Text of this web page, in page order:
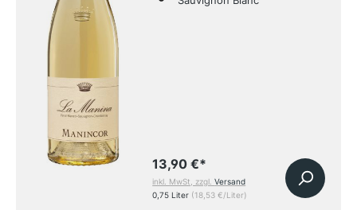
13,90 €*
inkl. MwSt, zzgl.Versand
0,75 Liter (18,53 €/Liter)